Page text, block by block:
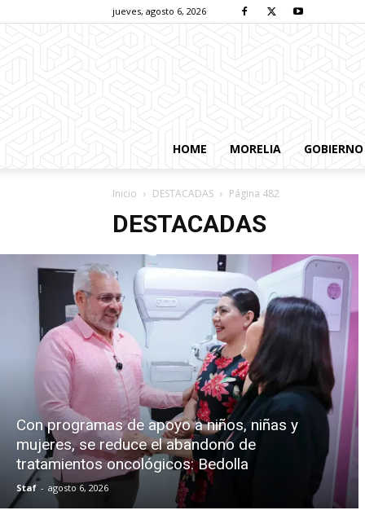
jueves, agosto 6, 2026
HOME MORELIA GOBIERNO
Inicio DESTACADAS Página 482
DESTACADAS
Con programas de apoyo a niños, niñas y
mujeres, se reduce el abandono de
tratamientos oncológicos: Bedolla
Staf - agosto 6, 2026